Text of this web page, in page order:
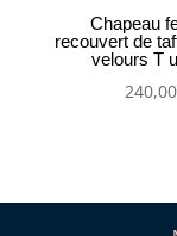
Chapeau
recouvert de
velours T
240,00